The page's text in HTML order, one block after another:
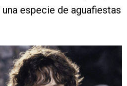
especie de aguafiestas